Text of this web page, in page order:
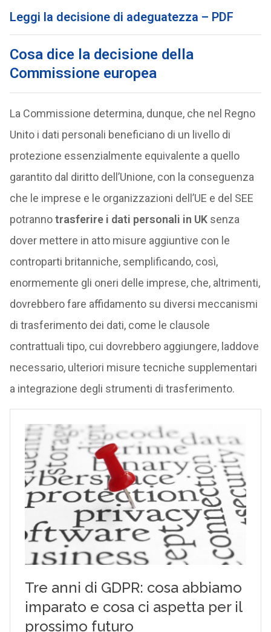
Leggi la decisione di adeguatezza – PDF
Cosa dice la decisione della
Commissione europea
La Commissione determina, dunque, che nel Regno
Unito i dati personali beneficiano di un livello di
protezione essenzialmente equivalente a quello
garantito dal diritto dell’Unione, con la conseguenza
che le imprese e le organizzazioni dell’UE e del SEE
potrannotrasferire i dati personali in UKsenza
dover mettere in atto misure aggiuntive con le
controparti britanniche, semplificando, così,
enormemente gli oneri delle imprese, che, altrimenti,
dovrebbero fare affidamento su diversi meccanismi
di trasferimento dei dati, come le clausole
contrattuali tipo, cui dovrebbero aggiungere, laddove
necessario, ulteriori misure tecniche supplementari
a integrazione degli strumenti di trasferimento.